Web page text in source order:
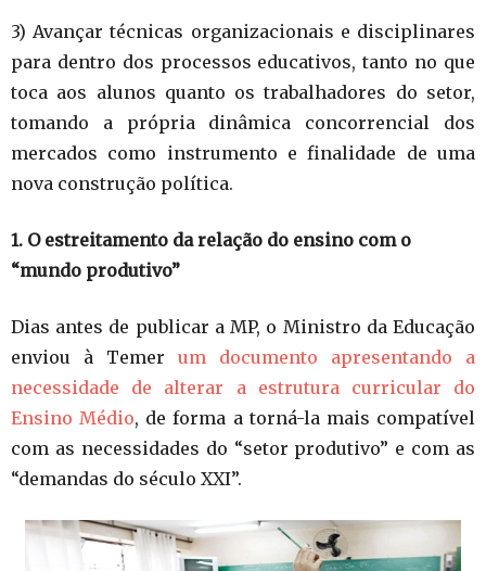
3) Avançar técnicas organizacionais e disciplinares
para dentro dos processos educativos, tanto no que
toca aos alunos quanto os trabalhadores do setor,
tomando a própria dinâmica concorrencial dos
mercados como instrumento e finalidade de uma
nova construção política.
1. O estreitamento da relação do ensino com o
“mundo produtivo”
Dias antes de publicar a MP, o Ministro da Educação
enviou à Temer um documento apresentando a
necessidade de alterar a estrutura curricular do
Ensino Médio, de forma a torná-la mais compatível
com as necessidades do “setor produtivo” e com as
“demandas do século XXI”.